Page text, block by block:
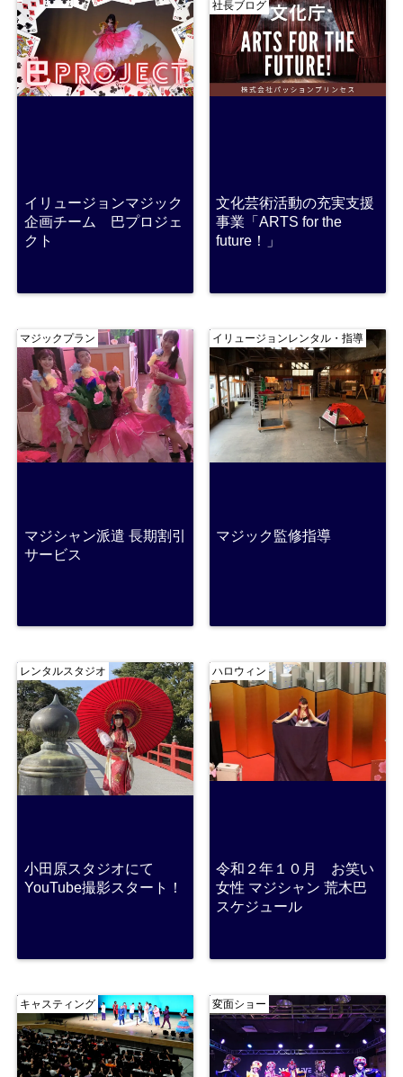
イリュージョンマジック
企画チーム 巴プロジェ
クト
社長ブログ
文化芸術活動の充実支援
事業「ARTS for the
future！」
マジックプラン
マジシャン派遣 長期割引
サービス
イリュージョンレンタル・指導
マジック監修指導
レンタルスタジオ
小田原スタジオにて
YouTube撮影スタート！
ハロウィン
令和２年１０月 お笑い
女性 マジシャン 荒木巴
スケジュール
キャスティング 変面ショー